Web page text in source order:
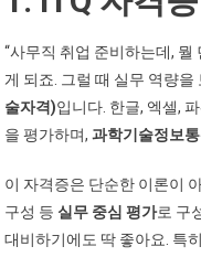
“사무직 취업 준비하는데, 뭘
게 되죠. 그럴 때 실무 역량
술자격)입니다. 한글, 엑셀,
을 평가하며,과학기술정보
이 자격증은 단순한 이론이
구성 등 실무 중심 평가로 구
대비하기에도 딱 좋아요. 특히